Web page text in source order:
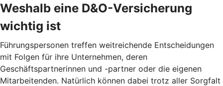
Weshalb eine D&O-Versicherung
wichtig ist
Führungspersonen treffen weitreichende Entscheidungen
mit Folgen für ihre Unternehmen, deren
Geschäftspartnerinnen und -partner oder die eigenen
Mitarbeitenden. Natürlich können dabei trotz aller Sorgfalt